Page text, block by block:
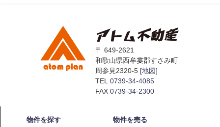
〒 649-2621
和歌山県西牟婁郡すさみ町
周参見2320-5 [地図]
TEL 0739-34-4085
FAX 0739-34-2300
物件を探す 物件を売る